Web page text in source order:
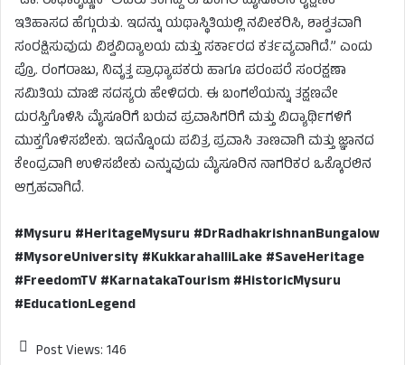
ಇತಿಹಾಸದ ಹೆಗ್ಗುರುತು. ಇದನ್ನು ಯಥಾಸ್ಥಿತಿಯಲ್ಲಿ ನವೀಕರಿಸಿ, ಶಾಶ್ವತವಾಗಿ
ಸಂರಕ್ಷಿಸುವುದು ವಿಶ್ವವಿದ್ಯಾಲಯ ಮತ್ತು ಸರ್ಕಾರದ ಕರ್ತವ್ಯವಾಗಿದೆ.” ಎಂದು
ಪ್ರೊ. ರಂಗರಾಜು, ನಿವೃತ್ತ ಪ್ರಾಧ್ಯಾಪಕರು ಹಾಗೂ ಪರಂಪರೆ ಸಂರಕ್ಷಣಾ
ಸಮಿತಿಯ ಮಾಜಿ ಸದಸ್ಯರು ಹೇಳಿದರು. ಈ ಬಂಗಲೆಯನ್ನು ತಕ್ಷಣವೇ
ದುರಸ್ತಿಗೊಳಿಸಿ ಮೈಸೂರಿಗೆ ಬರುವ ಪ್ರವಾಸಿಗರಿಗೆ ಮತ್ತು ವಿದ್ಯಾರ್ಥಿಗಳಿಗೆ
ಮುಕ್ತಗೊಳಿಸಬೇಕು. ಇದನ್ನೊಂದು ಪವಿತ್ರ ಪ್ರವಾಸಿ ತಾಣವಾಗಿ ಮತ್ತು ಜ್ಞಾನದ
ಕೇಂದ್ರವಾಗಿ ಉಳಿಸಬೇಕು ಎನ್ನುವುದು ಮೈಸೂರಿನ ನಾಗರಿಕರ ಒಕ್ಕೊರಲಿನ
ಆಗ್ರಹವಾಗಿದೆ.
#Mysuru #HeritageMysuru #DrRadhakrishnanBungalow
#MysoreUniversity #KukkarahalliLake #SaveHeritage
#FreedomTV #KarnatakaTourism #HistoricMysuru
#EducationLegend
Post Views: 146